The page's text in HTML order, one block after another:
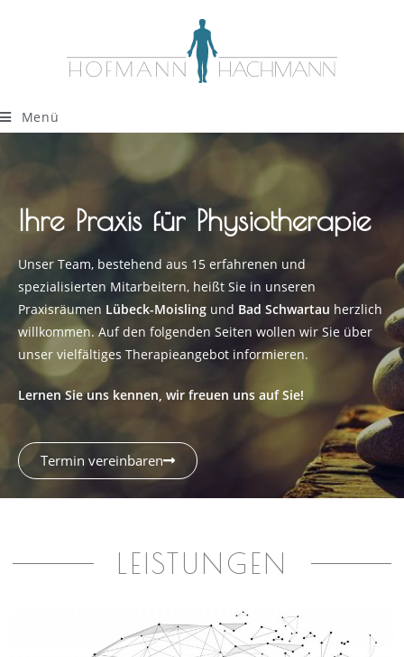
Menü
Ihre Praxis für Physiotherapie
Unser Team, bestehend aus 15 erfahrenen und
spezialisierten Mitarbeitern, heißt Sie in unseren
Praxisräumen Lübeck-Moisling und Bad Schwartau herzlich
willkommen. Auf den folgenden Seiten wollen wir Sie über
unser vielfältiges Therapieangebot informieren.
Lernen Sie uns kennen, wir freuen uns auf Sie!
Termin vereinbaren
LEISTUNGEN